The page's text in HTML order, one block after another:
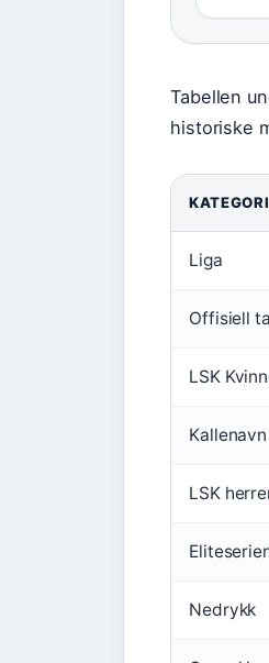
Tabellen
historiske
KATEGORI
Liga
Offisiell
LSK
Kallenavn
LSK
Nedrykk